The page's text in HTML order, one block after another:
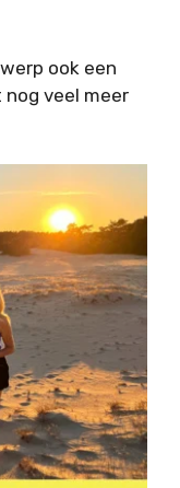
ook een
veel meer